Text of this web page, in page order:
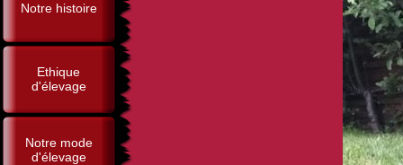
Notre histoire
Ethique
d'élevage
Notre mode
d'élevage